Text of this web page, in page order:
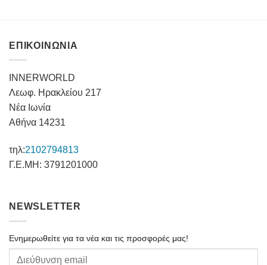
ΕΠΙΚΟΙΝΩΝΙΑ
INNERWORLD
Λεωφ. Ηρακλείου 217
Νέα Ιωνία
Αθήνα 14231
τηλ:2102794813
Γ.Ε.ΜΗ: 3791201000
NEWSLETTER
Ενημερωθείτε για τα νέα και τις προσφορές μας!